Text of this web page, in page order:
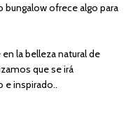
bungalow ofrece algo para
la belleza natural de
que se irá
e inspirado..